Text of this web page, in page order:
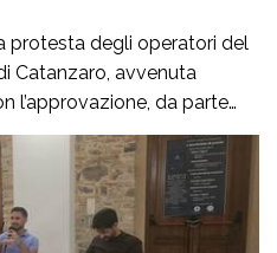
protesta degli operatori del
Catanzaro, avvenuta
l’approvazione, da parte
nuovo Programma
per il triennio 2026-
del personale della sanità,
del settore, purtroppo